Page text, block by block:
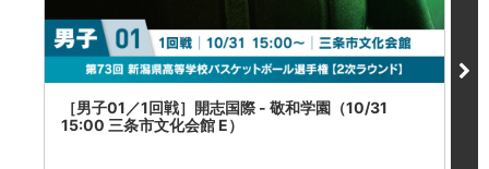
［男子01／1回戦］開志国際 - 敬和学園（10/31
15:00 三条市文化会館 E）